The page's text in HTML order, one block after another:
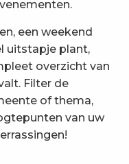
een weekend
uitstapje plant,
overzicht van
Filter de
of thema,
van uw